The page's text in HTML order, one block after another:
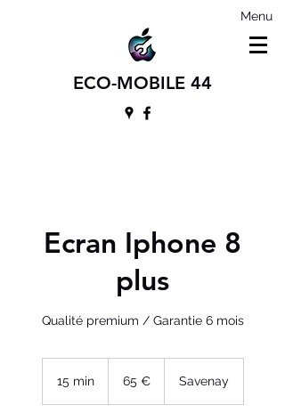
Menu
ECO-MOBILE 44
Ecran Iphone 8
plus
Qualité premium / Garantie 6 mois
15 min1
65 € Savenay